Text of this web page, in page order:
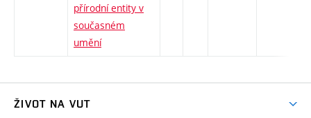
přírodní entity v
současném
umění
ŽIVOT NA VUT